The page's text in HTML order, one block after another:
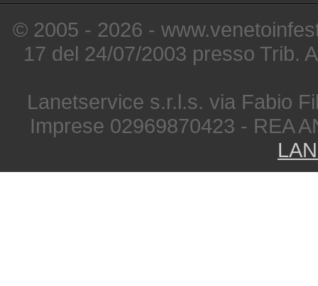
© 2005 - 2026 -
17 del 24/07/2003 presso Trib.
Lanetservice s.r.l.s. via Fabio
Imprese 02969870423 - REA